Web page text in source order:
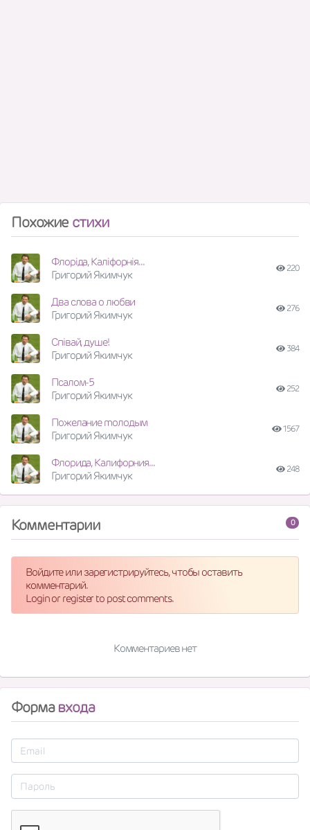
Похожие стихи
Флоріда, Каліфорнія...
Григорий Якимчук
220
Два слова о любви
Григорий Якимчук
276
Співай, душе!
Григорий Якимчук
384
Псалом-5
Григорий Якимчук
252
Пожелание mолодым
Григорий Якимчук
1567
Флорида, Калифорния...
Григорий Якимчук
248
0
Комментарии
Войдите или зарегистрируйтесь, чтобы оставить
комментарий.
Login or register to post comments.
Комментариев нет
Формавхода